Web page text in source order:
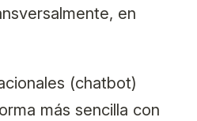
en
(chatbot)
más sencilla con